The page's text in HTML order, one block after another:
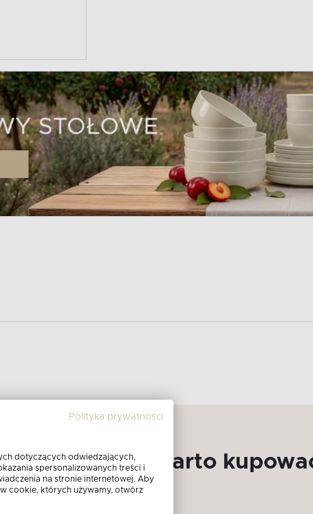
Warto
Polityka prywatności
dotyczących odwiedzających,
spersonalizowanych treści i
na stronie internetowej. Aby
cookie, których używamy, otwórz